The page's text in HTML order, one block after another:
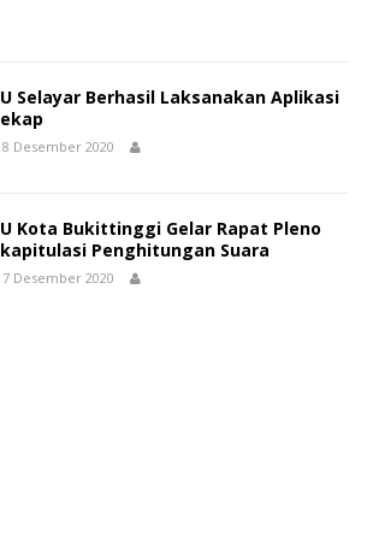
Selayar Berhasil Laksanakan Aplikasi
Desember 2020
Kota Bukittinggi Gelar Rapat Pleno
Penghitungan Suara
Desember 2020